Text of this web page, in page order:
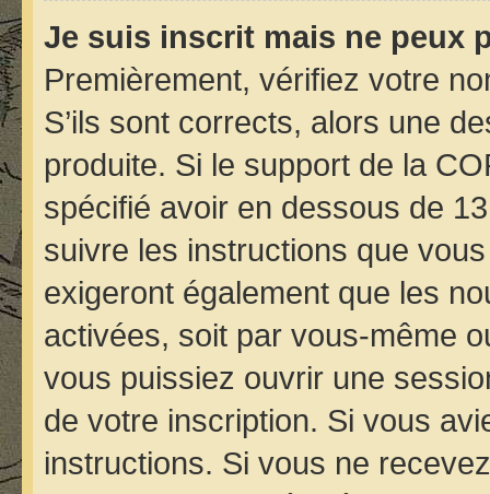
Je suis inscrit mais ne peux
Premièrement, vérifiez votre
S’ils sont corrects, alors une
produite. Si le support de la
spécifié avoir en dessous de
suivre les instructions que
exigeront également que les
activées, soit par vous-même
vous puissiez ouvrir une
de votre inscription. Si vous
instructions. Si vous ne